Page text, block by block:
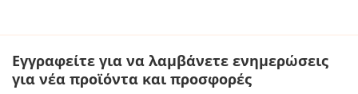
Εγγραφείτε για να λαμβάνετε ενημερώσεις
για νέα προϊόντα και προσφορές